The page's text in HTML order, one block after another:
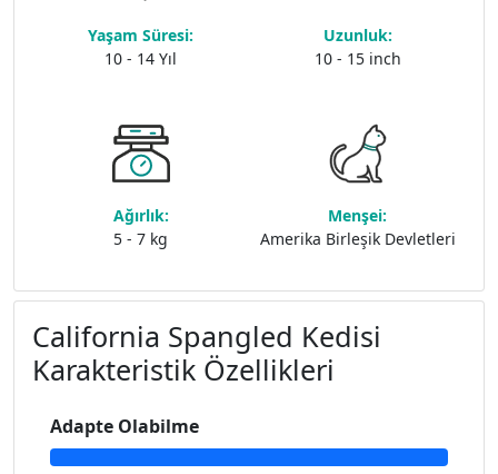
Yaşam Süresi:
10 - 14 Yıl
Uzunluk:
10 - 15 inch
Ağırlık:
5 - 7 kg
Menşei:
Amerika Birleşik Devletleri
California Spangled Kedisi
Karakteristik Özellikleri
Adapte Olabilme